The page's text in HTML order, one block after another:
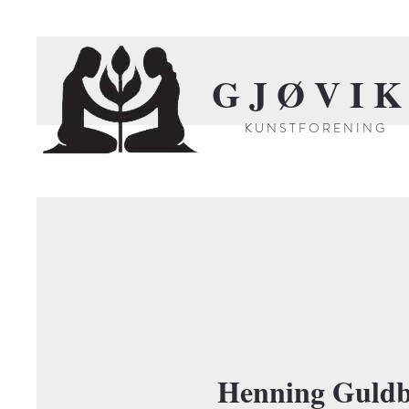
G J Ø V I K
K U N S T F O R E N I N G
Henning